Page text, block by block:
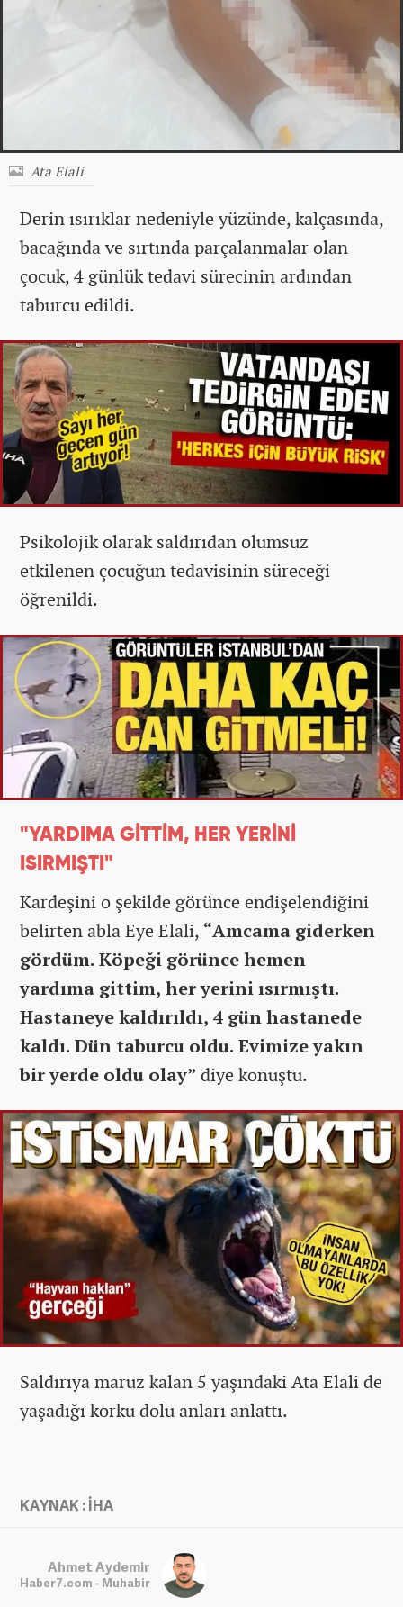
Ata Elali
Derin ısırıklar nedeniyle yüzünde, kalçasında,
bacağında ve sırtında parçalanmalar olan
çocuk, 4 günlük tedavi sürecinin ardından
taburcu edildi.
Psikolojik olarak saldırıdan olumsuz
etkilenen çocuğun tedavisinin süreceği
öğrenildi.
"YARDIMA GİTTİM, HER YERİNİ
ISIRMIŞTI"
Kardeşini o şekilde görünce endişelendiğini
belirten abla Eye Elali, “Amcama giderken
gördüm. Köpeği görünce hemen
yardıma gittim, her yerini ısırmıştı.
Hastaneye kaldırıldı, 4 gün hastanede
kaldı. Dün taburcu oldu. Evimize yakın
bir yerde oldu olay” diye konuştu.
Saldırıya maruz kalan 5 yaşındaki Ata Elali de
yaşadığı korku dolu anları anlattı.
KAYNAK : İHA
Ahmet Aydemir
Haber7.com - Muhabir